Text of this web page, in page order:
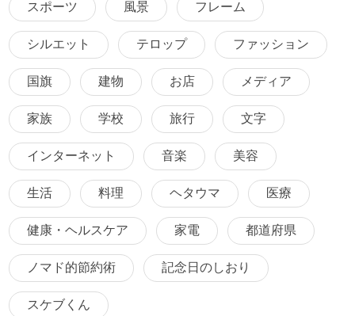
スポーツ 風景 フレーム
シルエット テロップ ファッション
国旗 建物 お店 メディア
家族 学校 旅行 文字
インターネット 音楽 美容
生活 料理 ヘタウマ 医療
健康・ヘルスケア 家電 都道府県
ノマド的節約術 記念日のしおり
スケブくん